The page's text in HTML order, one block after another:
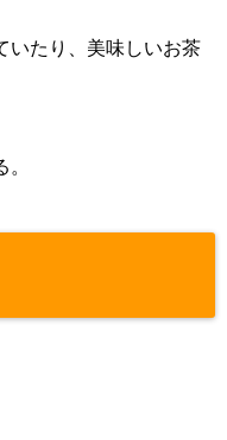
いたり、美味しいお茶